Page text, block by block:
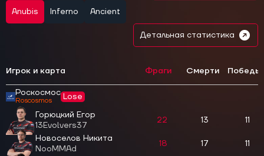
Anubis Inferno Ancient
Детальная статистика
Игрок и карта Фраги Смерти Победы
Роскосмос
Roscosmos
Lose
Горюцкий Егор
13Evolvers37
22 13
11
Новоселов Никита
NooMMAd
18 17
11